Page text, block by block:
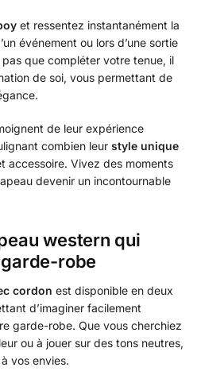
et ressentez instantanément la
événement ou lors d’une sortie
que compléter votre tenue, il
de soi, vous permettant de
de leur expérience
combien leur style unique
accessoire. Vivez des moments
devenir un incontournable
western qui
robe
cordon est disponible en deux
d’imaginer facilement
garde-robe. Que vous cherchiez
ou à jouer sur des tons neutres,
vos envies.